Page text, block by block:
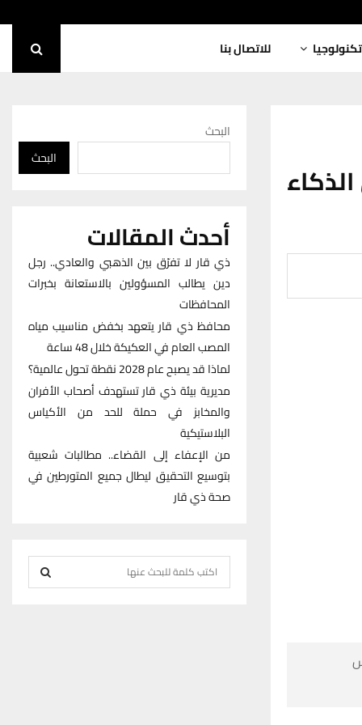
تكنولوجيا للاتصال بنا
البحث
البحث
أحدث المقالات
ذي قار لا تفرّق بين الذهبي والعادي.. رجل
دين يطالب المسؤولين بالاستعانة بخبرات
المحافظات
محافظ ذي قار يتعهد بخفض مناسيب مياه
المصب العام في العكيكة خلال 48 ساعة
لماذا قد يصبح عام 2028 نقطة تحول عالمية؟
مديرية بيئة ذي قار تستهدف أصحاب الأفران
والمخابز في حملة للحد من الأكياس
البلاستيكية
من الإعفاء إلى القضاء.. مطالبات شعبية
بتوسيع التحقيق ليطال جميع المتورطين في
صحة ذي قار
e